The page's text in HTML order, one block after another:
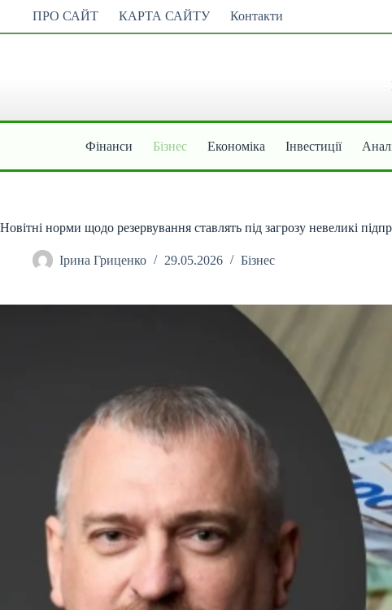
вмісту
ПРО САЙТ КАРТА САЙТУ Контакти
Фінанси Бізнес Економіка Інвестиції
Новітні норми щодо резервування ставлять під загрозу невеликі
Ірина Гриценко 29.05.2026 Бізнес